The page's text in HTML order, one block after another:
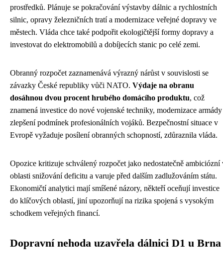
prostředků. Plánuje se pokračování výstavby dálnic a rychlostních
silnic, opravy železničních tratí a modernizace veřejné dopravy ve
městech. Vláda chce také podpořit ekologičtější formy dopravy a
investovat do elektromobilů a dobíjecích stanic po celé zemi.
Obranný rozpočet zaznamenává výrazný nárůst v souvislosti se
závazky České republiky vůči NATO. Výdaje na obranu
dosáhnou dvou procent hrubého domácího produktu, což
znamená investice do nové vojenské techniky, modernizace armády
zlepšení podmínek profesionálních vojáků. Bezpečnostní situace v
Evropě vyžaduje posílení obranných schopností, zdůraznila vláda.
Opozice kritizuje schválený rozpočet jako nedostatečně ambiciózní
oblasti snižování deficitu a varuje před dalším zadlužováním státu.
Ekonomičtí analytici mají smíšené názory, někteří oceňují investice
do klíčových oblastí, jiní upozorňují na rizika spojená s vysokým
schodkem veřejných financí.
Dopravní nehoda uzavřela dálnici D1 u Brna